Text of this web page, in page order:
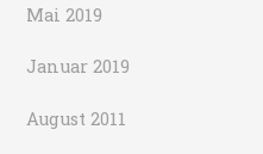
Mai 2019
Januar 2019
August 2011